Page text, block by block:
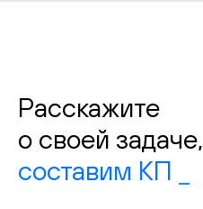
Расскажите
о своей задаче,
составим КП